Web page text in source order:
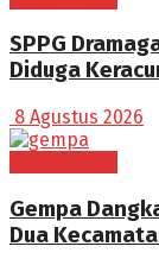
SPPG
Diduga
8 Agustus 2026
Gempa
Dua